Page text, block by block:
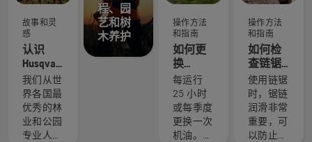
故事和灵
感
认识
Husqvarna
富世华 H
团队 - 我
们最苛
刻的用
户
我们从世
界各国最
优秀的林
业和公园
专业人士
程、园
艺和树
木养护
操作方法
和指南
如何更
换
Husqvarna
富世华
割草机
中的机
油
每运行
25 小时
或每季度
更换一次
机油。在
操作方法
和指南
如何检
查链锯
上的锯
链润滑
系统是
否正常
工作
使用链锯
时，锯链
润滑非常
重要，可
以防止链